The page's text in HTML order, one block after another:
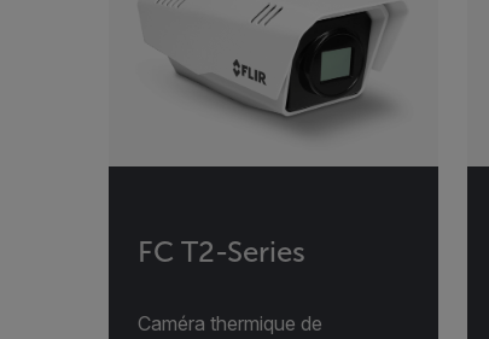
FC T2-Series
Caméra thermique de